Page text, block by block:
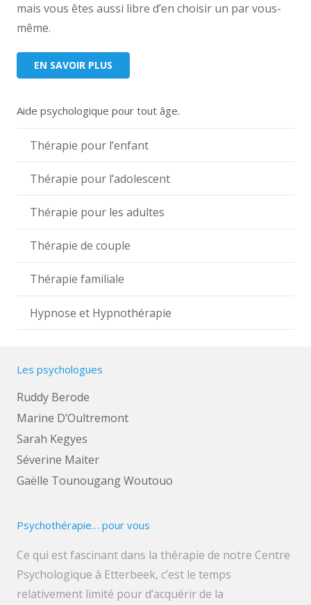
mais vous êtes aussi libre d’en choisir un par vous-
même.
EN SAVOIR PLUS
Aide psychologique pour tout âge.
Thérapie pour l’enfant
Thérapie pour l’adolescent
Thérapie pour les adultes
Thérapie de couple
Thérapie familiale
Hypnose et Hypnothérapie
Les psychologues
Ruddy Berode
Marine D’Oultremont
Sarah Kegyes
Séverine Maiter
Gaëlle Tounougang Woutouo
Psychothérapie… pour vous
Ce qui est fascinant dans la thérapie de notre Centre
Psychologique à Etterbeek, c’est le temps
relativement limité pour d’acquérir de la